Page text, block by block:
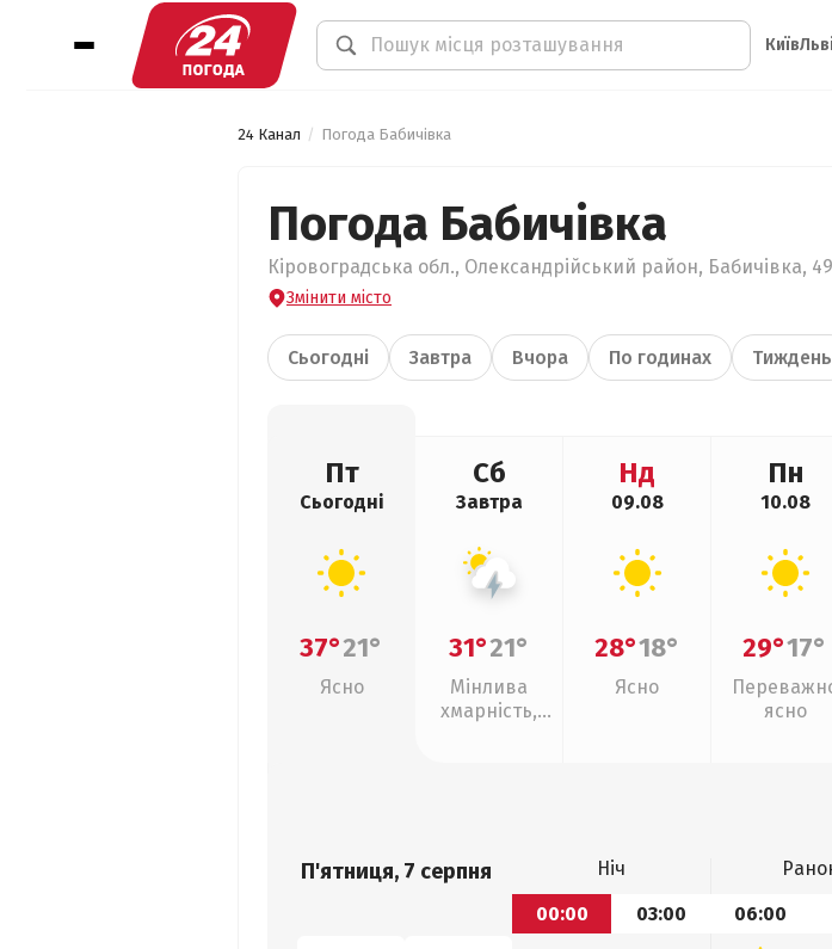
Київ
24 Канал Погода Бабичівка
Погода Бабичівка
Кіровоградська обл., Олександрійський район, Бабичівка,
Змінити місто
Сьогодні Завтра Вчора По годинах Тиждень
Пт
Сьогодні
37°21°
Ясно
Сб
Завтра
31°21°
Мінлива
хмарність,
Нд
09.08
28°18°
Ясно
Пн
10.08
29°17°
ясно
П'ятниця, 7 серпня Ніч
00:00
03:00 06:00